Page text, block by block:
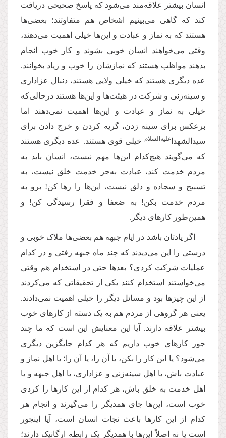
انسان بیشتر علاقه‌مند می‌شود که پاسخ صحیحی دریافت
کند که گاهی می‌بینیم اشخاص هم متفاوتند؛ بعضی‌ها
هستند که به نماز و عبادت و این‌ها خیلی اهمیت می‌دهند،
وقتی می‌خواهند انسان خوبی بشوند و کار خوب انجام
بدهند مواظب هستند که نمازشان را خوب و زیاد بخوانند.
عده دیگری هستند که خیلی ولایی هستند، دنبال عزاداری
و سینه‌زنی و شرکت در هیئت‌ها و این‌ها هستند درحالی‌که
خیلی به نماز و عبادت و این‌ها اهمیت نمی‌دهند اما
برعکس برای سینه زدن، گریه کردن و خرج دادن برای
سیدالشهدا ‌علیه‌السلام خیلی قوی هستند. عده دیگری هستند
که می‌گویند هیچ‌کدام این‌ها مهم نیست، انسان باید به
مردم خدمت کند، عبادت به‌جز خدمت خلق نیست، به
تسبیح و سجاده و دلق نیست، این‌ها را رها کن! برو به
مردم خدمت بکن! به ضعفا و فقرا رسیدگی کن! و
همین‌طور کارهای دیگر.
اگر یادتان باشد در ایام جبهه هم بعضی‌ها ملاک خوبی و
درستی را این می‌دیدند که چند ماه جبهه رفتی و در کدام
عملیات شرکت کردی؟ بعدها حتی در استخدام هم وقتی
می‌خواستند استخدام کنند یکی از تحقیقاتی که می‌کردند
از این چیزها بود و مسائل دیگر را خیلی اهمیت نمی‌دادند.
یعنی هر گروهی از مردم هم به یک دسته از کارهای خوب
بیشتر علاقه دارند. آیا این معنایش این است که ما چند
جور کارهای خوب داریم که هر کدام جایگزین دیگری
می‌شود؟ یا این کار را بکن، یا آن را، یا آن را؛ یا اهل نماز و
عبادت باش، یا اهل سینه‌زنی و عزاداری، یا اهل جبهه و یا
اهل خدمت به خلق باش، هر کدام از این کارها را کردی
خوب است، این‌ها جای همدیگر را می‌گیرند و انجام هر
کدام از این کارها باعث نجات انسان است، آیا اینجور
است یا نه اصلاً این‌ها با همدیگر یک رابطه ارگانیک دارند؛